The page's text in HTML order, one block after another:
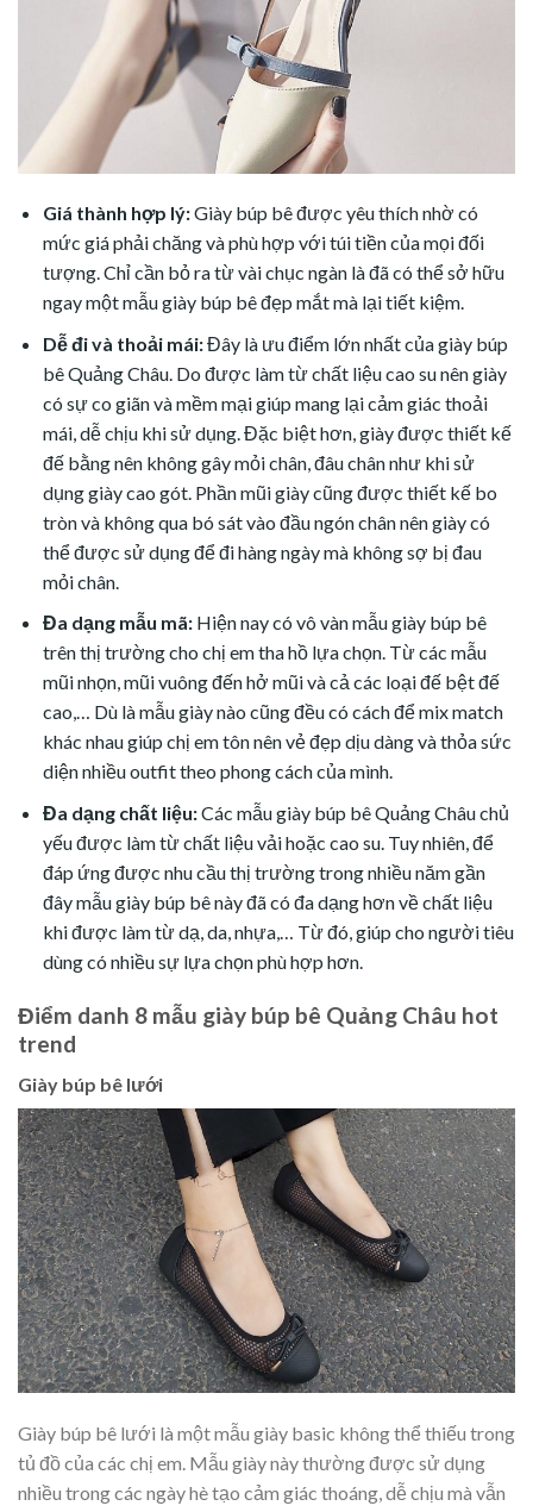
Giá thành hợp lý:Giày búp bê được yêu thích nhờ có
mức giá phải chăng và phù hợp với túi tiền của mọi đối
tượng. Chỉ cần bỏ ra từ vài chục ngàn là đã có thể sở hữu
ngay một mẫu giày búp bê đẹp mắt mà lại tiết kiệm.
Dễ đi và thoải mái:Đây là ưu điểm lớn nhất của giày búp
bê Quảng Châu. Do được làm từ chất liệu cao su nên giày
có sự co giãn và mềm mại giúp mang lại cảm giác thoải
mái, dễ chịu khi sử dụng. Đặc biệt hơn, giày được thiết kế
đế bằng nên không gây mỏi chân, đâu chân như khi sử
dụng giày cao gót. Phần mũi giày cũng được thiết kế bo
tròn và không qua bó sát vào đầu ngón chân nên giày có
thể được sử dụng để đi hàng ngày mà không sợ bị đau
mỏi chân.
Đa dạng mẫu mã: Hiện nay có vô vàn mẫu giày búp bê
trên thị trường cho chị em tha hồ lựa chọn. Từ các mẫu
mũi nhọn, mũi vuông đến hở mũi và cả các loại đế bệt đế
cao,… Dù là mẫu giày nào cũng đều có cách để mix match
khác nhau giúp chị em tôn nên vẻ đẹp dịu dàng và thỏa sức
diện nhiều outfit theo phong cách của mình.
Đa dạng chất liệu:Các mẫu giày búp bê Quảng Châu chủ
yếu được làm từ chất liệu vải hoặc cao su. Tuy nhiên, để
đáp ứng được nhu cầu thị trường trong nhiều năm gần
đây mẫu giày búp bê này đã có đa dạng hơn về chất liệu
khi được làm từ dạ, da, nhựa,… Từ đó, giúp cho người tiêu
dùng có nhiều sự lựa chọn phù hợp hơn.
Điểm danh 8 mẫu giày búp bê Quảng Châu hot
trend
Giày búp bê lưới
Giày búp bê lưới là một mẫu giày basic không thể thiếu trong
tủ đồ của các chị em. Mẫu giày này thường được sử dụng
nhiều trong các ngày hè tạo cảm giác thoáng, dễ chịu mà vẫn